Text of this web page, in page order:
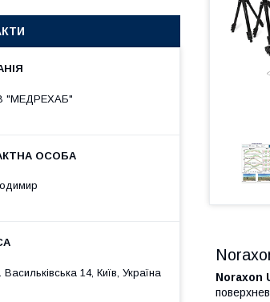
Noraxon
"МЕДРЕХАБ"
Васильківська 14, Київ, Україна